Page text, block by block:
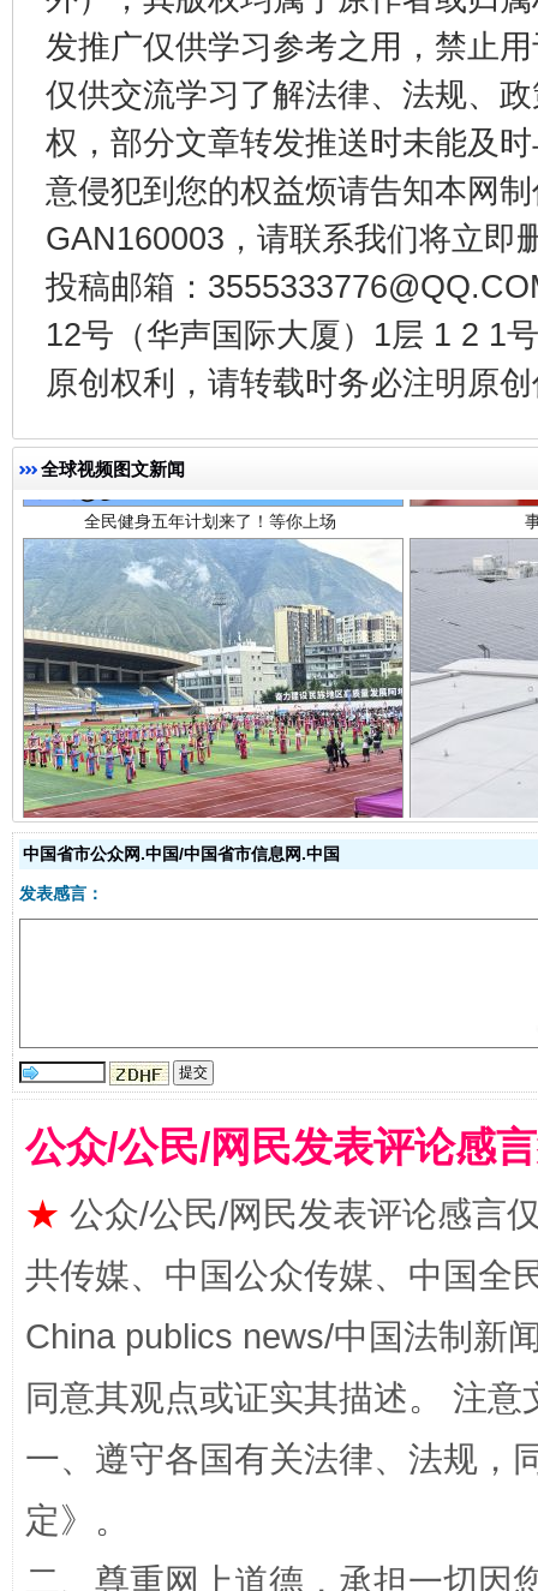
发推广仅供学习参考之用，禁止
仅供交流学习了解法律、法规、
权，部分文章转发推送时未能及
意侵犯到您的权益烦请告知本网
GAN160003，请联系我们将立即
投稿邮箱：
12号（华声国际大厦）1层 1 2 1
原创权利，请转载时务必注明原
全球视频图文新闻
受贿1.44亿！段成刚被判无期 从幼
全民健身五年计划来了！等你上场
阿坝州三大球赛在茂县开幕 规模
扯下公款旅游的“隐身衣” 如何以
中国省市公众网.中国/中国省市信息网.中国
发表感言：
公众/公民/网民发表评论感
★ 公众/公民/网民发表评论感言
共传媒、中国公众传媒、中国全
China publics news/中国法制新
同意其观点或证实其描述。 注
一、遵守各国有关法律、法规，
定》。
二、尊重网上道德，承担一切因